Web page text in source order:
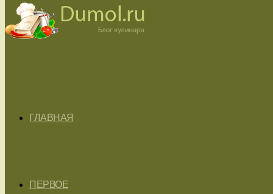
ГЛАВНАЯ
ПЕРВОЕ